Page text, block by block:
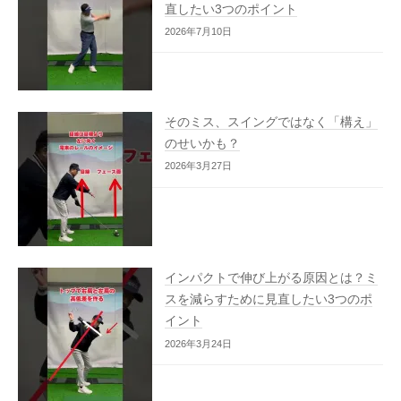
直したい3つのポイント
2026年7月10日
そのミス、スイングではなく「構え」
のせいかも？
2026年3月27日
インパクトで伸び上がる原因とは？ミ
スを減らすために見直したい3つのポ
イント
2026年3月24日